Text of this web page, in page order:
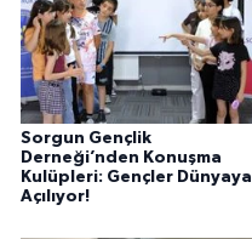
Sorgun Gençlik
Derneği’nden Konuşma
Kulüpleri: Gençler Dünyaya
Açılıyor!